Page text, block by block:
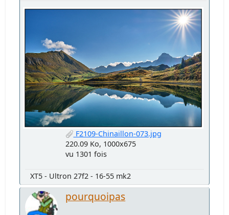
F2109-Chinaillon-073.jpg
220.09 Ko, 1000x675
vu 1301 fois
XT5 - Ultron 27f2 - 16-55 mk2
pourquoipas